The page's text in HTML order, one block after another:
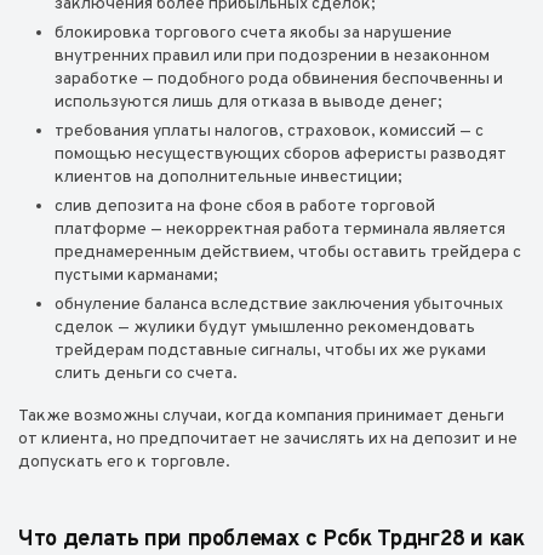
заключения более прибыльных сделок;
блокировка торгового счета якобы за нарушение
внутренних правил или при подозрении в незаконном
заработке — подобного рода обвинения беспочвенны и
используются лишь для отказа в выводе денег;
требования уплаты налогов, страховок, комиссий — с
помощью несуществующих сборов аферисты разводят
клиентов на дополнительные инвестиции;
слив депозита на фоне сбоя в работе торговой
платформе — некорректная работа терминала является
преднамеренным действием, чтобы оставить трейдера с
пустыми карманами;
обнуление баланса вследствие заключения убыточных
сделок — жулики будут умышленно рекомендовать
трейдерам подставные сигналы, чтобы их же руками
слить деньги со счета.
Также возможны случаи, когда компания принимает деньги
от клиента, но предпочитает не зачислять их на депозит и не
допускать его к торговле.
Что делать при проблемах с Рсбк Трднг28 и как